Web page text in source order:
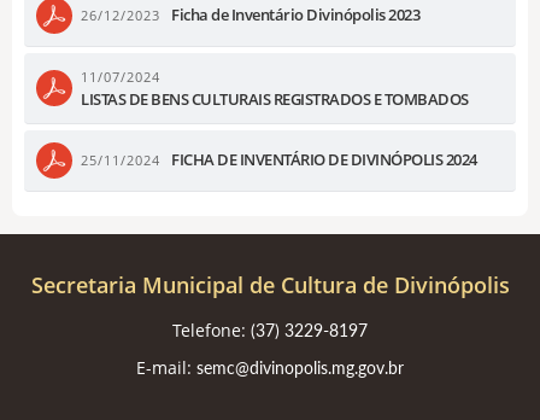
26/12/2023 Ficha de Inventário Divinópolis 2023
11/07/2024
LISTAS DE BENS CULTURAIS REGISTRADOS E TOMBADOS
25/11/2024 FICHA DE INVENTÁRIO DE DIVINÓPOLIS 2024
Secretaria Municipal de Cultura de Divinópolis
Telefone: (37) 3229-8197
E-mail: semc@divinopolis.mg.gov.br